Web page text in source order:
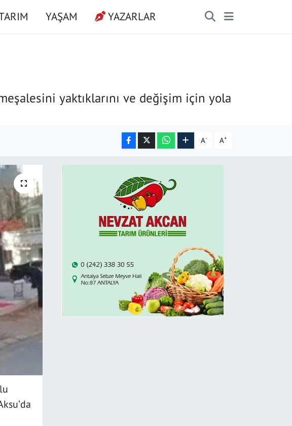
YAŞAM YAZARLAR
yaktıklarını ve değişim için yola
A- A+